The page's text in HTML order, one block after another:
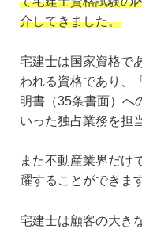
介してきました。
宅建士は国家資格で
われる資格であり、
明書（35条書面）へ
いった独占業務を担
また不動産業界だけ
躍することができま
宅建士は顧客の大き